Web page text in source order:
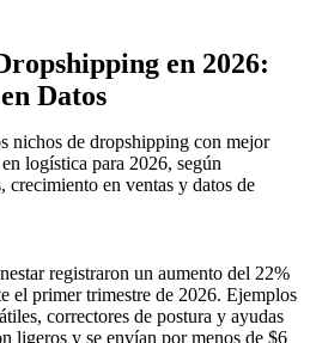
en 2026:
Datos
nichos de dropshipping con mejor
logística para 2026, según
crecimiento en ventas y datos de
registraron un aumento del 22%
el primer trimestre de 2026. Ejemplos
correctores de postura y ayudas
ligeros y se envían por menos de $6